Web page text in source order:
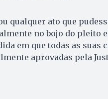
qualquer ato que
no bojo do pleito
em que todas as suas
aprovadas pela